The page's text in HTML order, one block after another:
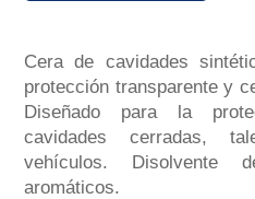
Cera de cavidades
protección transparente y
Diseñado para la
cavidades cerradas,
vehículos. Disolvente
aromáticos.